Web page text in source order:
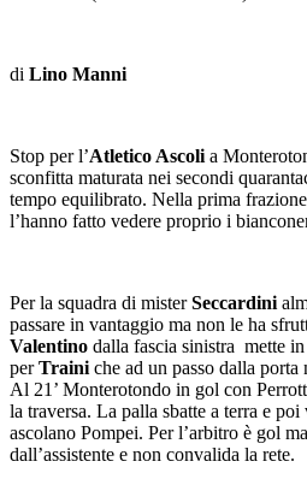
di Lino Manni
Stop per l’Atletico Ascoli a
sconfitta maturata nei secondi
tempo equilibrato. Nella prima
l’hanno fatto vedere proprio i
Per la squadra di misterSeccardini
passare in vantaggio ma non le ha
Valentino dalla fascia sinistra mette
perTraini che ad un passo dalla porta
Al 21’ Monterotondo in gol con
la traversa. La palla sbatte a terra e
ascolano Pompei. Per l’arbitro è gol
dall’assistente e non convalida la rete.